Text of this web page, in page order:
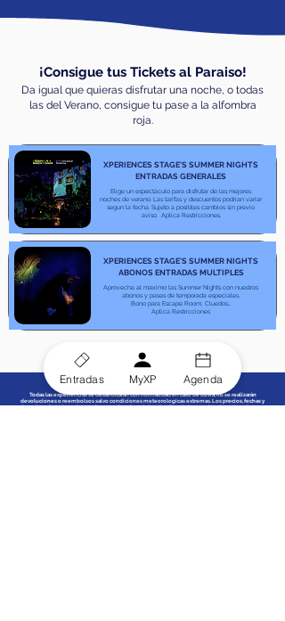
¡Consigue tus Tickets al Paraiso!
Da igual que quieras disfrutar una noche, o todas
las del Verano, consigue tu pase a la alfombra
roja.
XPERIENCES STAGE'S SUMMER NIGHTS
ENTRADAS GENERALES
Elige un espectáculo para disfrutar de las mejores
noches de verano. Las tarifas y descuentos podrían variar
segun la fecha. Sujeto a posibles cambios sin previo
aviso. Aplica Restricciones.
XPERIENCES STAGE'S SUMMER NIGHTS
ABONOS ENTRADAS MULTIPLES
Aprovecha al máximo las Summer Nights con nuestros
abonos y pases de temporada especiales.
Bono para Escape Room, Cluedos...
Aplica Restricciones
Todas las experiencias se desarrollarán con normalidad en caso de lluvia, no se realizarán
devoluciones o reembolsos salvo condiciones meteorologicas extremas. Los precios, fechas y
horarios ofertados, asi como las experiencias y/o los detalles de la experiencia están sujetos a
Entradas MyXP Agenda